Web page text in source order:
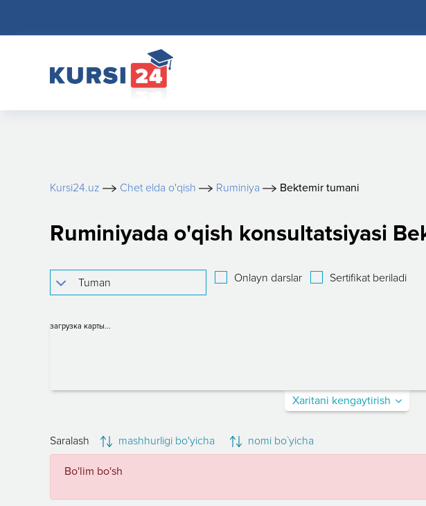
Kursi24.uz Chet elda o'qish Ruminiya Bektemir tumani
Ruminiyada o'qish konsultatsiyasi
Onlayn darslar Sertifikat beriladi
загрузка карты...
Xaritani kengaytirish
Saralash mashhurligi bo'yicha nomi bo`yicha
Bo'lim bo'sh